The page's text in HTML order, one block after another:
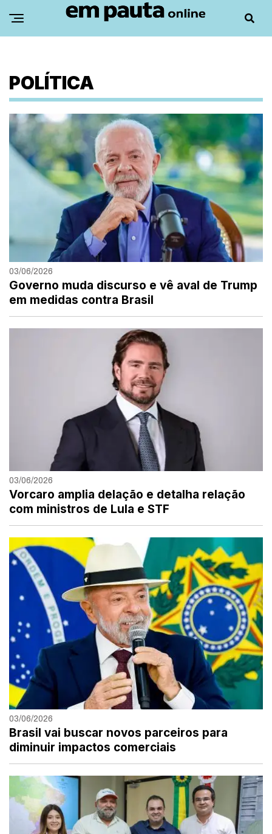
POLÍTICA
03/06/2026
Governo muda discurso e vê aval de Trump
em medidas contra Brasil
03/06/2026
Vorcaro amplia delação e detalha relação
com ministros de Lula e STF
03/06/2026
Brasil vai buscar novos parceiros para
diminuir impactos comerciais